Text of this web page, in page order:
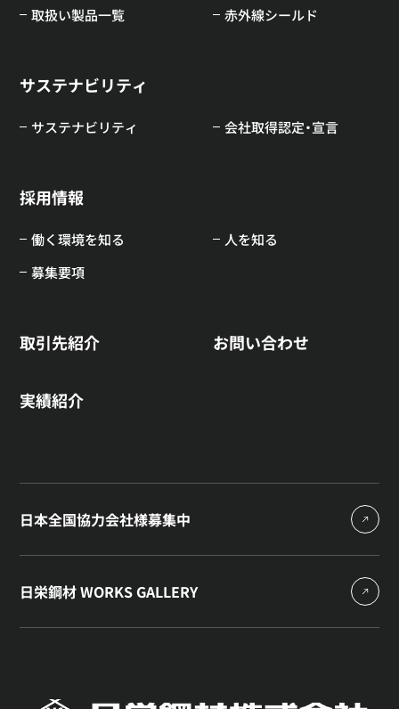
取扱い製品一覧 赤外線シールド
サステナビリティ
サステナビリティ 会社取得認定・宣言
採用情報
働く環境を知る
人を知る
募集要項
取引先紹介
実績紹介
お問い合わせ
日本全国協力会社様募集中
日栄鋼材 WORKS GALLERY